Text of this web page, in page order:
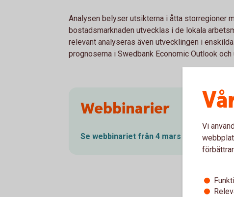
Analysen belyser utsikterna i åtta storregioner
bostadsmarknaden utvecklas i de lokala
relevant analyseras även utvecklingen i
prognoserna i Swedbank Economic Outlook och
Webbinarier
Se webbinariet från 4 mars
Vi